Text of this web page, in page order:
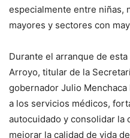
especialmente entre niñas,
mayores y sectores con
Durante el arranque de
Arroyo, titular de la
gobernador Julio
a los servicios médicos,
autocuidado y consolidar la
mejorar la calidad de vida